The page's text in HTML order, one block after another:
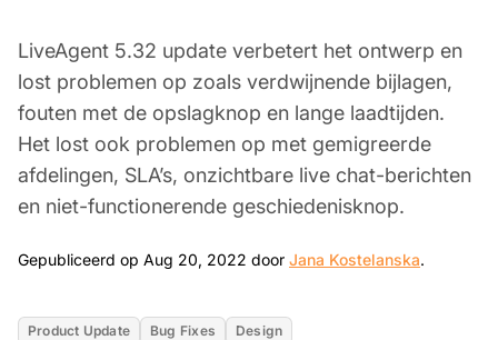
LiveAgent 5.32 update verbetert het ontwerp en
lost problemen op zoals verdwijnende bijlagen,
fouten met de opslagknop en lange laadtijden.
Het lost ook problemen op met gemigreerde
afdelingen, SLA’s, onzichtbare live chat-berichten
en niet-functionerende geschiedenisknop.
Gepubliceerd op Aug 20, 2022 door Jana Kostelanska.
Product Update Bug Fixes Design